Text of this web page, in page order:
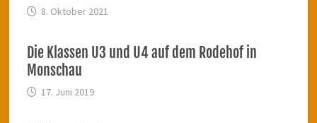
8. Oktober 2021
Die Klassen U3 und U4 auf dem Rodehof in
Monschau
17. Juni 2019